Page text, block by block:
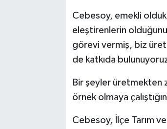
Cebesoy, emekli
eleştirenlerin
görevi vermiş, biz
de katkıda
Bir şeyler üretmekten
örnek olmaya
Cebesoy, İlçe Tarım